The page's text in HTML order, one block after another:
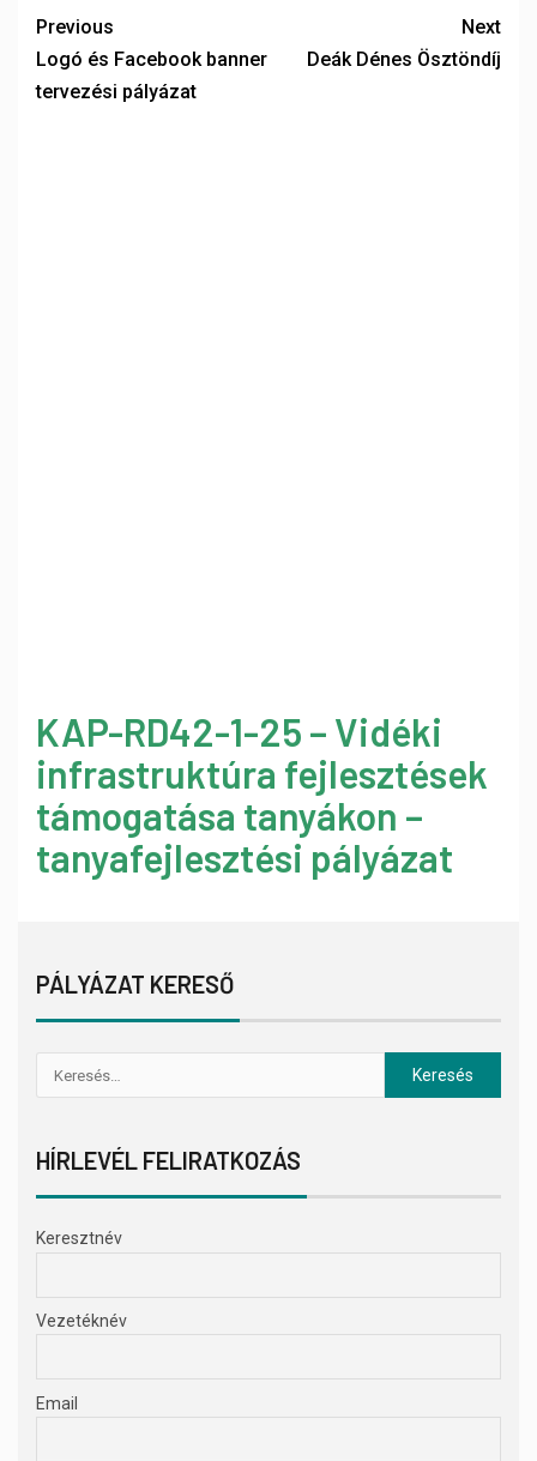
Previous
Logó és Facebook banner
tervezési pályázat
Next
Deák Dénes Ösztöndíj
KAP-RD42-1-25 – Vidéki
infrastruktúra fejlesztések
támogatása tanyákon –
tanyafejlesztési pályázat
PÁLYÁZAT KERESŐ
HÍRLEVÉL FELIRATKOZÁS
Keresztnév
Vezetéknév
Email